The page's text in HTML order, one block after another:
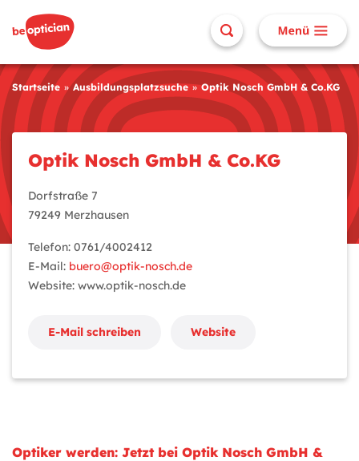
Startseite Ausbildungsplatzsuche Optik Nosch GmbH & Co.KG
Optik Nosch GmbH & Co.KG
Dorfstraße 7
79249 Merzhausen
Telefon: 0761/4002412
E-Mail: buero@optik-nosch.de
Website: www.optik-nosch.de
E-Mail schreiben Website
Optiker werden: Jetzt bei Optik Nosch GmbH &